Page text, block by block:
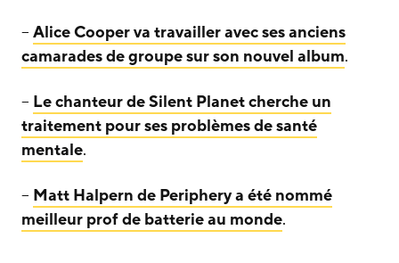
– Alice Cooper va travailler avec ses anciens
camarades de groupe sur son nouvel album.
– Le chanteur de Silent Planet cherche un
traitement pour ses problèmes de santé
mentale.
– Matt Halpern de Periphery a été nommé
meilleur prof de batterie au monde.